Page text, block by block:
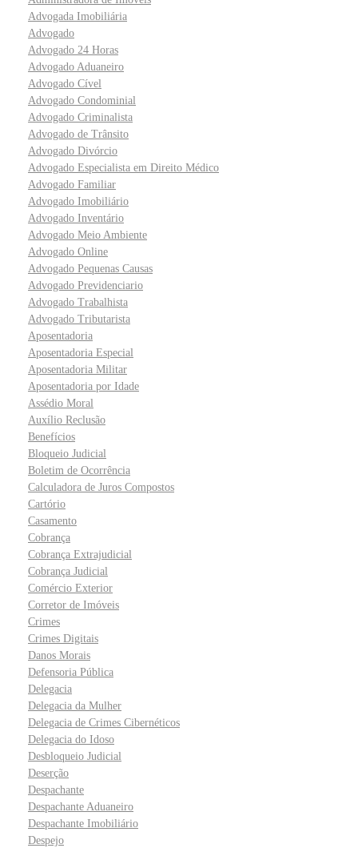
Advogada Imobiliária
Advogado
Advogado 24 Horas
Advogado Aduaneiro
Advogado Cível
Advogado Condominial
Advogado Criminalista
Advogado de Trânsito
Advogado Divórcio
Advogado Especialista em Direito Médico
Advogado Familiar
Advogado Imobiliário
Advogado Inventário
Advogado Meio Ambiente
Advogado Online
Advogado Pequenas Causas
Advogado Previdenciario
Advogado Trabalhista
Advogado Tributarista
Aposentadoria
Aposentadoria Especial
Aposentadoria Militar
Aposentadoria por Idade
Assédio Moral
Auxílio Reclusão
Benefícios
Bloqueio Judicial
Boletim de Ocorrência
Calculadora de Juros Compostos
Cartório
Casamento
Cobrança
Cobrança Extrajudicial
Cobrança Judicial
Comércio Exterior
Corretor de Imóveis
Crimes
Crimes Digitais
Danos Morais
Defensoria Pública
Delegacia
Delegacia da Mulher
Delegacia de Crimes Cibernéticos
Delegacia do Idoso
Desbloqueio Judicial
Deserção
Despachante
Despachante Aduaneiro
Despachante Imobiliário
Despejo